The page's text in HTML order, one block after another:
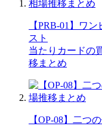
【PRB-01】ワ
スト
当たりカードの
移まとめ
【OP-08】二つ